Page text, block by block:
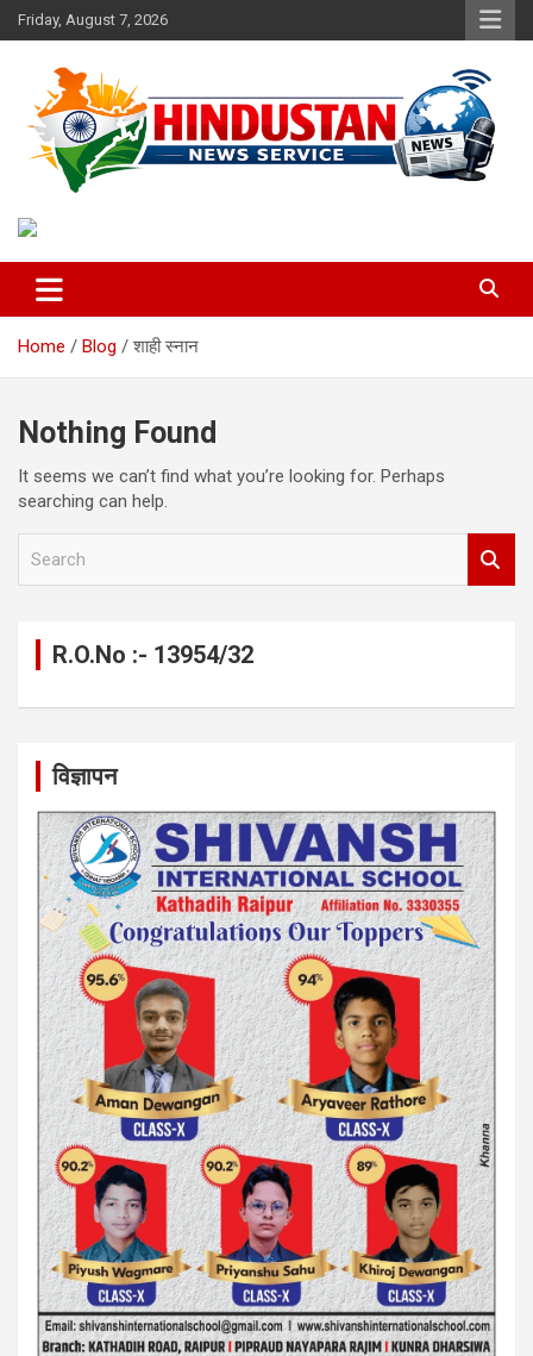
Skip
to
Friday, August 7, 2026
Hindustan News Service
Home Blog शाही स्नान
Nothing Found
It seems we can’t find what you’re looking for. Perhaps
searching can help.
R.O.No :- 13954/32
विज्ञापन